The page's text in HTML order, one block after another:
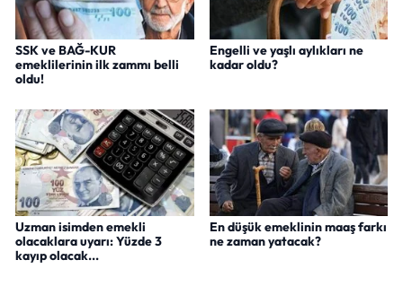
SSK ve BAĞ-KUR
emeklilerinin ilk zammı belli
oldu!
Engelli ve yaşlı aylıkları ne
kadar oldu?
Uzman isimden emekli
olacaklara uyarı: Yüzde 3
kayıp olacak...
En düşük emeklinin maaş farkı
ne zaman yatacak?